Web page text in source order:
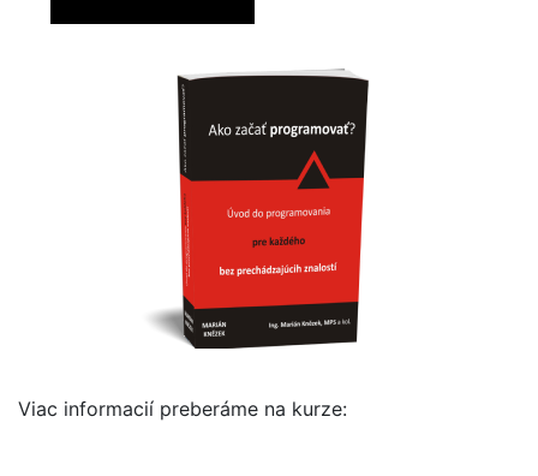
Viac informacií preberáme na kurze: